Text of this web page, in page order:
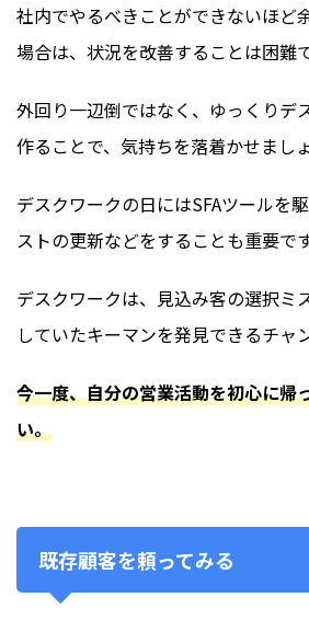
社内でやるべきことができないほど
場合は、状況を改善することは困難で
外回り一辺倒ではなく、ゆっくりデ
作ることで、気持ちを落着かせましょ
デスクワークの日にはSFAツールを
ストの更新などをすることも重要です
デスクワークは、見込み客の選択ミ
していたキーマンを発見できるチャ
今一度、自分の営業活動を初心に帰
い。
既存顧客を頼ってみる